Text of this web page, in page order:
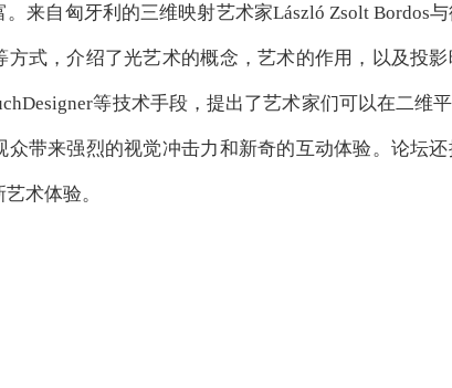
来自匈牙利的三维映射艺术家László Zsolt Bordos
方式，介绍了光艺术的概念，艺术的作用，以及投
等技术手段，提出了艺术家们可以在二
众带来强烈的视觉冲击力和新奇的互动体验。论坛
术体验。